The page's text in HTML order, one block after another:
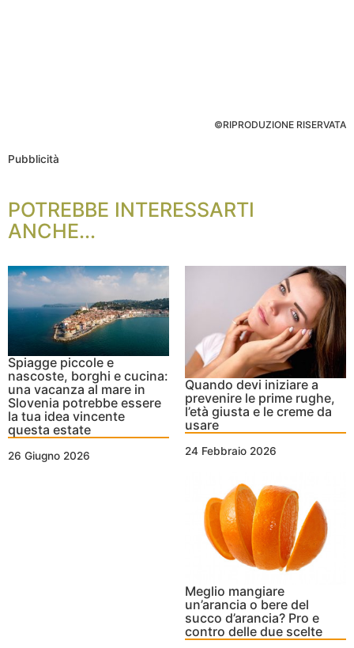
©RIPRODUZIONE RISERVATA
Pubblicità
POTREBBE INTERESSARTI
ANCHE...
Spiagge piccole e
nascoste, borghi e cucina:
una vacanza al mare in
Slovenia potrebbe essere
la tua idea vincente
questa estate
26 Giugno 2026
Quando devi iniziare a
prevenire le prime rughe,
l’età giusta e le creme da
usare
24 Febbraio 2026
Meglio mangiare
un’arancia o bere del
succo d’arancia? Pro e
contro delle due scelte